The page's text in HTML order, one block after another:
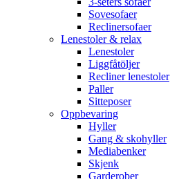
Sovesofaer
Reclinersofaer
Lenestoler & relax
Lenestoler
Liggfåtöljer
Recliner lenestoler
Paller
Sitteposer
Oppbevaring
Hyller
Gang & skohyller
Mediabenker
Skjenk
Garderober